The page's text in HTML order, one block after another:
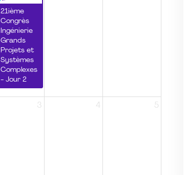
21ième
Congrès
Ingénierie
Grands
Projets et
Systèmes
Complexes
- Jour 2
3 4 5